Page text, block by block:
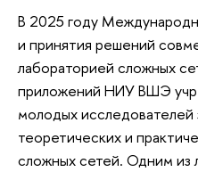
В 2025 году
и принятия решений
лабораторией сложных
приложений НИУ ВШЭ
молодых
теоретических и
сложных сетей. Одним из